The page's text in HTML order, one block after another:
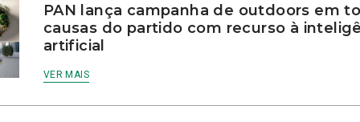
PAN lança campanha de outdoors em
causas do partido com recurso à
artificial
VER MAIS